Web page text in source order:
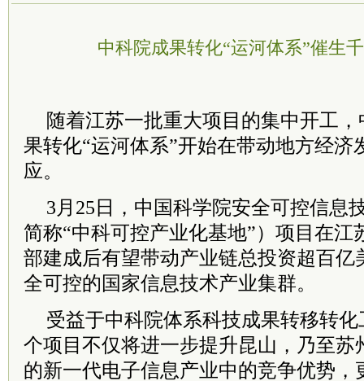
中科院成果转化“运河体系”催生
随着江苏一批重大项目的集中开工
果转化“运河体系”开始在带动地方经济
应。
3月25日，中国科学院安全可控信息
简称“中科可控产业化基地”）项目在江
部建成后有望带动产业链总投资超百亿
全可控的国家信息技术产业集群。
受益于中科院体系科技成果转移转
个项目不仅将进一步提升昆山，乃至苏
的新一代电子信息产业中的竞争优势，